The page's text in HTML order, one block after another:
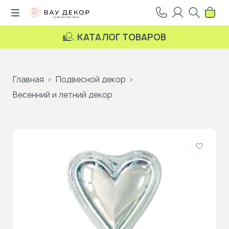
КАТАЛОГ ТОВАРОВ
Главная
Подвесной декор
Весенний и летний декор